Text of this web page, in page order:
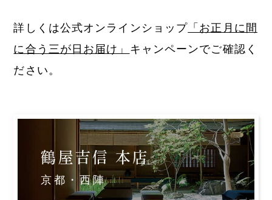
詳しくは公式オンラインショップ 「お正月に間
に合う三が日お届け」 キャンペーンでご確認く
ださい。
鶴屋吉信 本店
京都・西陣